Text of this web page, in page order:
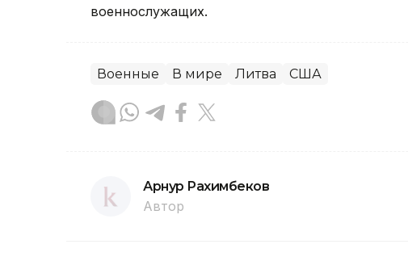
военнослужащих.
Военные В мире Литва США
Арнур Рахимбеков
Автор